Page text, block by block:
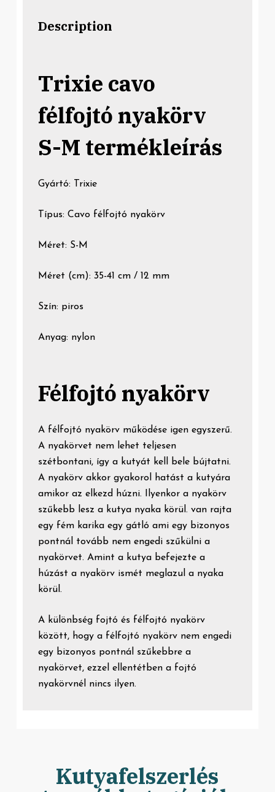
Description
Trixie cavo
félfojtó nyakörv
S-M termékleírás
Gyártó: Trixie
Típus: Cavo félfojtó nyakörv
Méret: S-M
Méret (cm): 35-41 cm / 12 mm
Szín: piros
Anyag: nylon
Félfojtó nyakörv
A félfojtó nyakörv működése igen egyszerű.
A nyakörvet nem lehet teljesen
szétbontani, így a kutyát kell bele bújtatni.
A nyakörv akkor gyakorol hatást a kutyára
amikor az elkezd húzni. Ilyenkor a nyakörv
szűkebb lesz a kutya nyaka körül. van rajta
egy fém karika egy gátló ami egy bizonyos
pontnál tovább nem engedi szűkülni a
nyakörvet. Amint a kutya befejezte a
húzást a nyakörv ismét meglazul a nyaka
körül.
A különbség fojtó és félfojtó nyakörv
között, hogy a félfojtó nyakörv nem engedi
egy bizonyos pontnál szűkebbre a
nyakörvet, ezzel ellentétben a fojtó
nyakörvnél nincs ilyen.
Kutyafelszerlés